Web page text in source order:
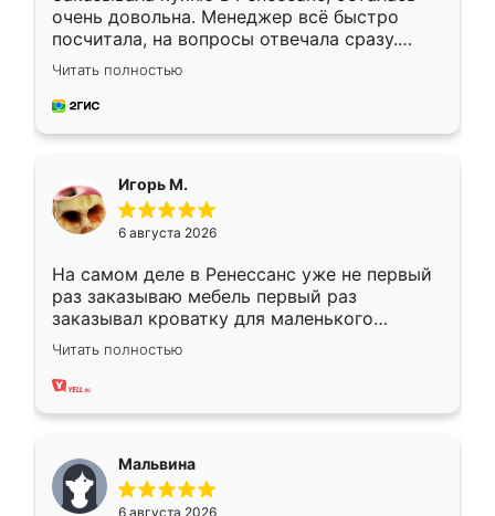
очень довольна. Менеджер всё быстро
посчитала, на вопросы отвечала сразу.
Замерщик приехал в субботу, подошёл к
делу со всей ответственностью. Собрали
за день, ребята работали аккуратно, даже
Читать полностью
Игорь М.
6 августа 2026
На самом деле в Ренессанс уже не первый
раз заказываю мебель первый раз
заказывал кроватку для маленького
ребёнка при его рождении ,во второй раз
заказал шкаф-купе. По качеству очень
хорошее сборка достаточно быстрая,
меньше, здесь же он более разнообразный.
Мне нравится ,если что-то потребуется из
Читать полностью
Мальвина
6 августа 2026